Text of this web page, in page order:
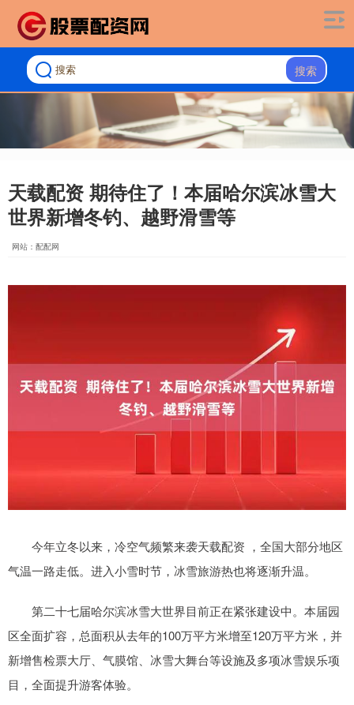
搜索
天载配资 期待住了！本届哈尔滨冰雪大
世界新增冬钓、越野滑雪等
网站：配配网
今年立冬以来，冷空气频繁来袭天载配资 ，全国大部分地区
气温一路走低。进入小雪时节，冰雪旅游热也将逐渐升温。
第二十七届哈尔滨冰雪大世界目前正在紧张建设中。本届园
区全面扩容，总面积从去年的100万平方米增至120万平方米，并
新增售检票大厅、气膜馆、冰雪大舞台等设施及多项冰雪娱乐项
目，全面提升游客体验。